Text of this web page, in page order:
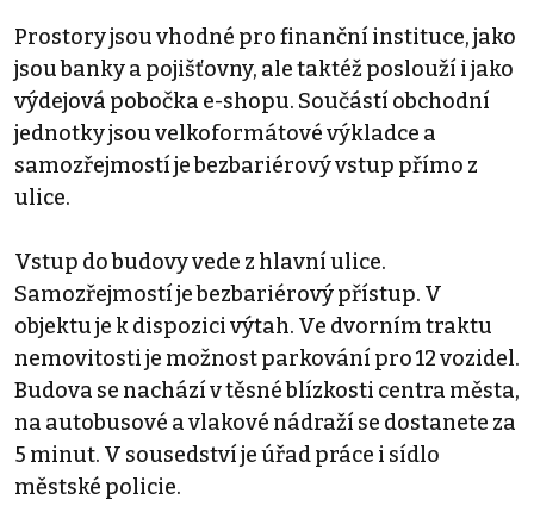
Prostory jsou vhodné pro finanční instituce, jako
jsou banky a pojišťovny, ale taktéž poslouží i jako
výdejová pobočka e-shopu. Součástí obchodní
jednotky jsou velkoformátové výkladce a
samozřejmostí je bezbariérový vstup přímo z
ulice.
Vstup do budovy vede z hlavní ulice.
Samozřejmostí je bezbariérový přístup. V
objektu je k dispozici výtah. Ve dvorním traktu
nemovitosti je možnost parkování pro 12 vozidel.
Budova se nachází v těsné blízkosti centra města,
na autobusové a vlakové nádraží se dostanete za
5 minut. V sousedství je úřad práce i sídlo
městské policie.